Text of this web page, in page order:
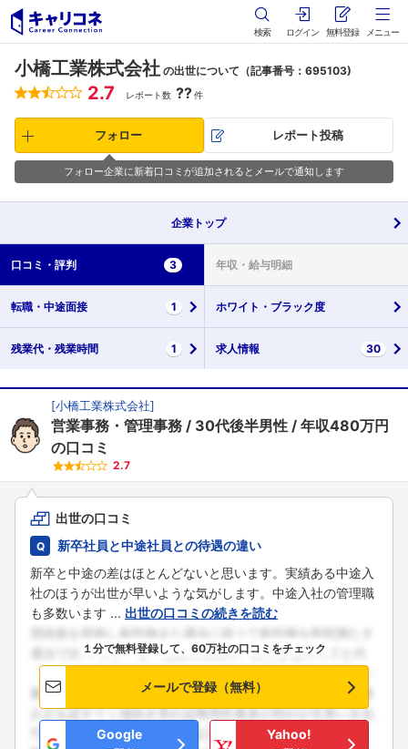
検索 ログイン 無料登録 メニュー
小橋工業株式会社 の出世について（記事番号：695103)
2.7 レポート数 ??件
フォロー レポート投稿
フォロー企業に新着口コミが追加されるとメールで通知します
企業 トップ
口コミ・ 評判 3 年収・ 給与明細
転職・ 中途面接 1 ホワイト・ ブラック度
残業代・ 残業時間 1 求人情報 30
[小橋工業株式会社]
営業事務・管理事務 30代後半男性
年収480万円
の口コミ
2.7
出世の口コミ
新卒社員と中途社員との待遇の違い
新卒と中途の差はほとんどないと思います。実績ある中途入
社のほうが出世が早いような気がします。中途入社の管理職
も多数います ... 出世の口コミの続きを読む
１分で無料登録して、60万社の口コミをチェック
メールで登録（無料）
Google
Yahoo!